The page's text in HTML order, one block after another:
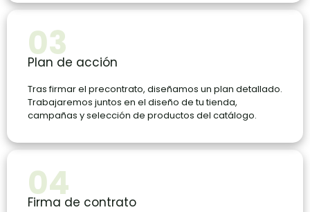
03
Plan de acción
Tras firmar el precontrato, diseñamos un plan detallado.
Trabajaremos juntos en el diseño de tu tienda,
campañas y selección de productos del catálogo.
04
Firma de contrato